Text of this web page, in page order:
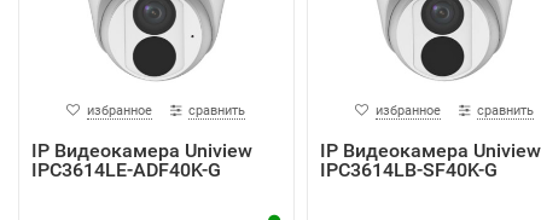
избранное сравнить
IP Видеокамера Uniview
IPC3614LE-ADF40K-G
избранное сравнить
IP Видеокамера Uniview
IPC3614LB-SF40K-G